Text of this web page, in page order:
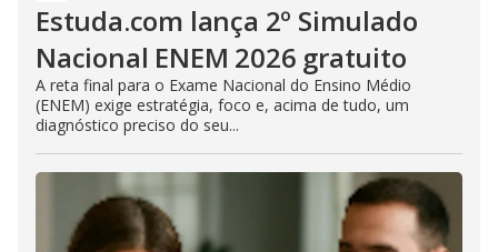
Estuda.com lança 2º Simulado
Nacional ENEM 2026 gratuito
A reta final para o Exame Nacional do Ensino Médio
(ENEM) exige estratégia, foco e, acima de tudo, um
diagnóstico preciso do seu...